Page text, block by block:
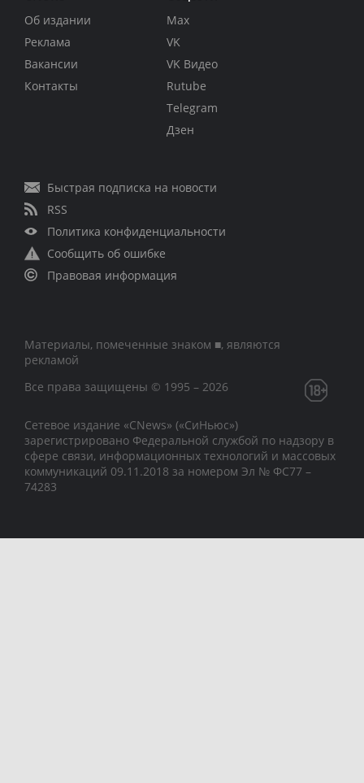
Об издании
Реклама
Вакансии
Контакты
Max
VK
VK Видео
Rutube
Telegram
Дзен
Быстрая подписка на новости
RSS
Политика конфиденциальности
Сообщить об ошибке
Правовая информация
Материалы, помеченные знаком ■, являются
рекламой
Все права защищены © 1995 – 2026
Сетевое издание «CNews» («СиНьюс»)
зарегистрировано Федеральной службой по надзору в
сфере связи, информационных технологий и массовых
коммуникаций 09.11.2018 за номером Эл № ФС77 –
74283